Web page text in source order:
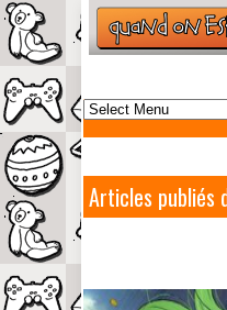
Articles publiés
Dragon "